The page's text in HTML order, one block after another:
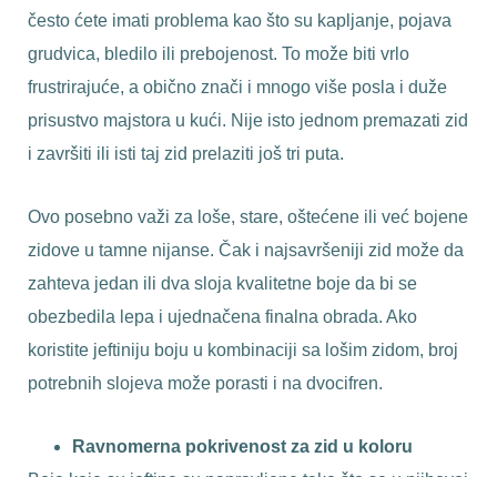
često ćete imati problema kao što su kapljanje, pojava
grudvica, bledilo ili prebojenost. To može biti vrlo
frustrirajuće, a obično znači i mnogo više posla i duže
prisustvo majstora u kući. Nije isto jednom premazati zid
i završiti ili isti taj zid prelaziti još tri puta.
Ovo posebno važi za loše, stare, oštećene ili već bojene
zidove u tamne nijanse. Čak i najsavršeniji zid može da
zahteva jedan ili dva sloja kvalitetne boje da bi se
obezbedila lepa i ujednačena finalna obrada. Ako
koristite jeftiniju boju u kombinaciji sa lošim zidom, broj
potrebnih slojeva može porasti i na dvocifren.
Ravnomerna pokrivenost za zid u koloru